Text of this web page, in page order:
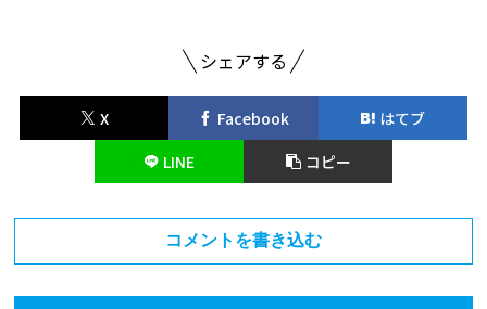
シェアする
X Facebook
はてブ
LINE
コピー
コメントを書き込む